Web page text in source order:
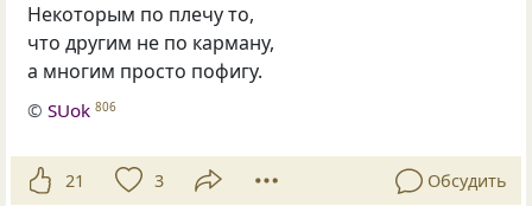
Некоторым по плечу то,
что другим не по карману,
а многим просто пофигу.
©SUok 806
21 3 Обсудить